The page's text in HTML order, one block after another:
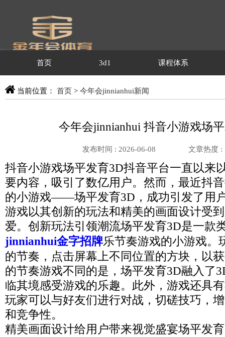
首页 3d1 课程体系
当前位置： 首页 > 今年会jinnianhui新闻
今年会jinnianhui 抖音小游戏场
发布时间 : 2026-06-08 文章热度 :
抖音小游戏场平发育3D抖音平台一直以来
要内容，吸引了数亿用户。然而，最近抖
的小游戏——场平发育3D，成功引发了用
游戏以其创新的玩法和精美的画面设计受
爱。创新玩法引领潮流场平发育3D是一款
jinnianhui金字招牌乐节奏游戏的小游戏。
的节奏，点击屏幕上不同位置的方块，以
的节奏游戏不同的是，场平发育3D融入了
临其境感受游戏的乐趣。此外，游戏还具
玩家可以与好友们进行对战，切磋技巧，
和竞争性。
精美画面设计给用户带来视觉盛宴场平发